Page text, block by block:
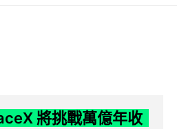
將挑戰萬億年收